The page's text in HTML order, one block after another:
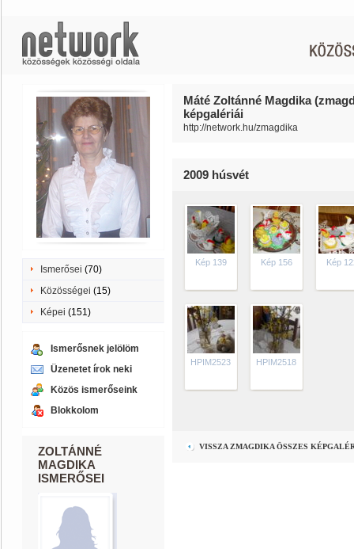
Ismerősei (70)
Közösségei (15)
Képei (151)
Ismerősnek jelölöm
Üzenetet írok neki
Közös ismerőseink
Blokkolom
ZOLTÁNNÉ
MAGDIKA
ISMERŐSEI
Máté Zoltánné Magdika
képgalériái
http://network.hu/zmagdika
2009 húsvét
Kép 139 Kép 156 Kép
HPIM2523 HPIM2518
VISSZA ZMAGDIKA ÖSSZES